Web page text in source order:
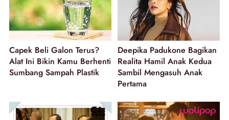
Capek Beli Galon Terus?
Alat Ini Bikin Kamu Berhenti
Sumbang Sampah Plastik
Deepika Padukone Bagikan
Realita Hamil Anak Kedua
Sambil Mengasuh Anak
Pertama